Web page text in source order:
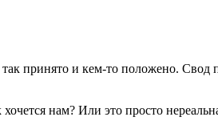
принято и кем-то положено.
нам? Или это просто